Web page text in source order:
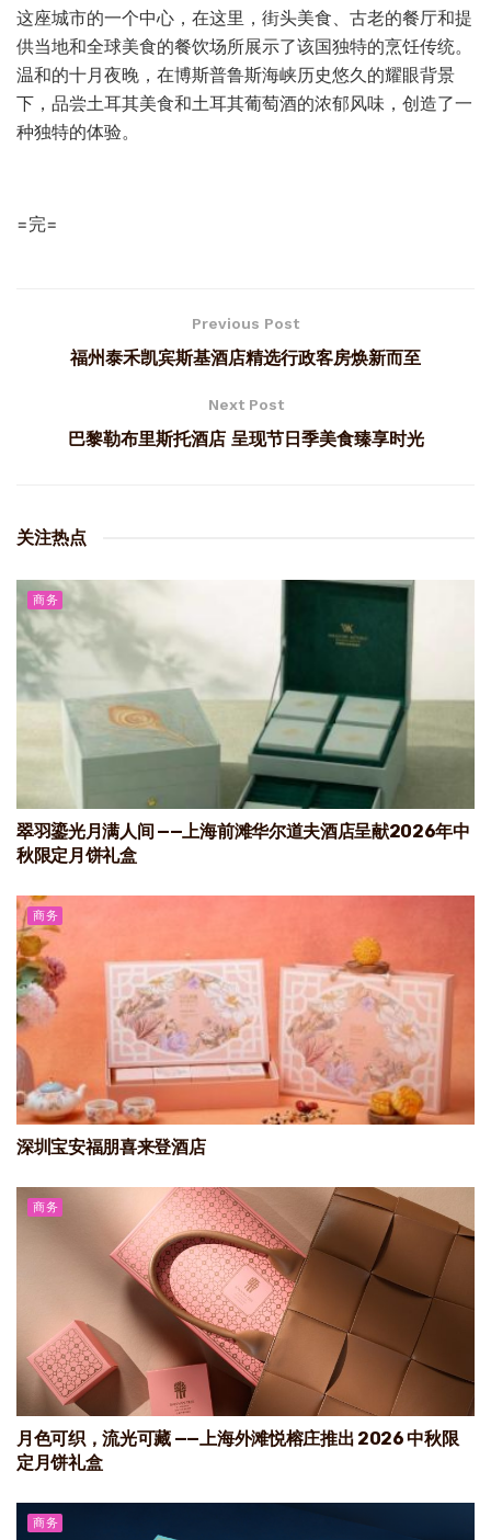
这座城市的一个中心，在这里，街头美食、古老的餐厅和提
供当地和全球美食的餐饮场所展示了该国独特的烹饪传统。
温和的十月夜晚，在博斯普鲁斯海峡历史悠久的耀眼背景
下，品尝土耳其美食和土耳其葡萄酒的浓郁风味，创造了一
种独特的体验。
=完=
Previous Post
福州泰禾凯宾斯基酒店精选行政客房焕新而至
Next Post
巴黎勒布里斯托酒店 呈现节日季美食臻享时光
关注热点
商务
翠羽鎏光月满人间 ——上海前滩华尔道夫酒店呈献2026年中
秋限定月饼礼盒
商务
深圳宝安福朋喜来登酒店
商务
月色可织，流光可藏 ——上海外滩悦榕庄推出 2026 中秋限
定月饼礼盒
商务